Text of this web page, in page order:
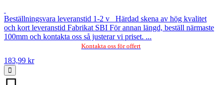
Beställningsvara leveranstid 1-2 v Härdad skena av hög kvalitet
och kort leveranstid Fabrikat SBI För annan längd, beställ närmaste
100mm och kontakta oss så justerar vi priset. ...
Kontakta oss för offert
183,99 kr